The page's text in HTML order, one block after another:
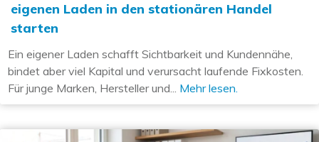
eigenen Laden in den stationären Handel
starten
Ein eigener Laden schafft Sichtbarkeit und Kundennähe,
bindet aber viel Kapital und verursacht laufende Fixkosten.
Für junge Marken, Hersteller und... Mehr lesen.